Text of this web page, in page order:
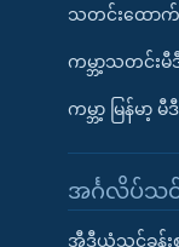
သတင်းထော
ကမ္ဘာ့သတင်း
ကမ္ဘာ့ မြန်မာ့
အင်္ဂလိပ်သင်
အီဒီယံသင်ခန်း